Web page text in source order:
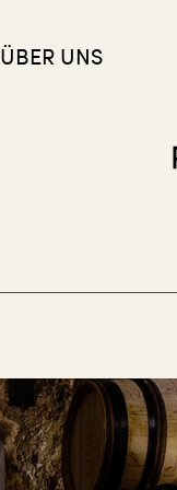
ÜBER UNS